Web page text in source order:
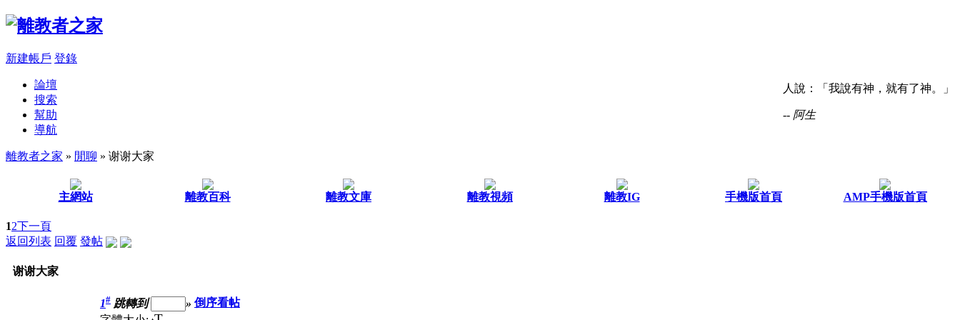
新建帳戶 登錄
人說：「我說有神，就有了神。」
-- 阿生
論壇
搜索
幫助
導航
離教者之家 » 閒聊 » 谢谢大家
主網站 離教百科 離教文庫 離教視頻 離教IG 手機版首頁 AMP手機版首頁
12下一頁
返回列表 回覆 發帖
谢谢大家
1# 跳轉到 » 倒序看帖